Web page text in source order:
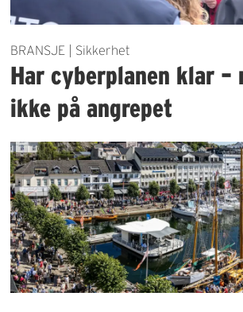
BRANSJE | Sikkerhet
Har cyberplanen klar –
ikke på angrepet